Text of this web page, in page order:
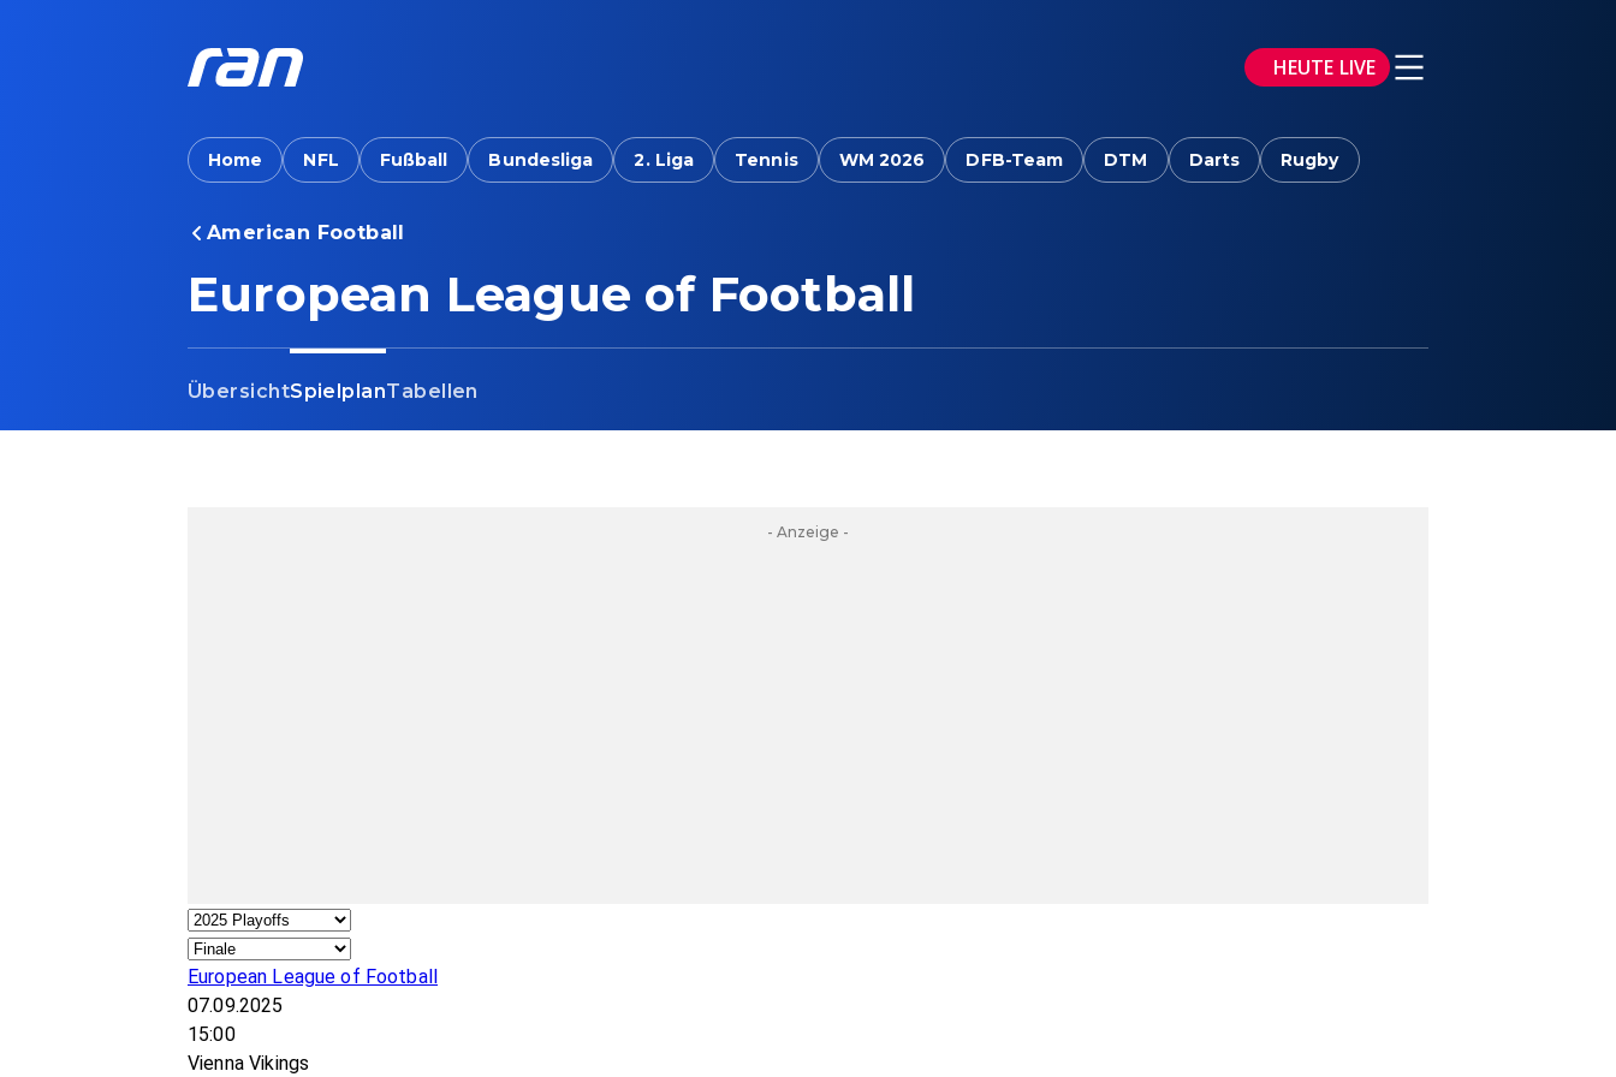
HEUTE LIVE
Home NFL Fußball Bundesliga 2. Liga Tennis WM 2026 DFB-Team DTM Darts Rugby
American Football
European League of Football - Spielplan
European League of Football
ÜbersichtSpielplanTabellen
- Anzeige -
European League of Football
07.09.2025
15:00
Vienna Vikings